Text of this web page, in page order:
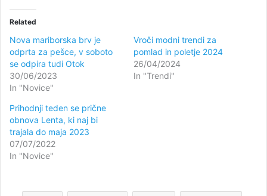
Related
Nova mariborska brv je
odprta za pešce, v soboto
se odpira tudi Otok
30/06/2023
In "Novice"
Vroči modni trendi za
pomlad in poletje 2024
26/04/2024
In "Trendi"
Prihodnji teden se prične
obnova Lenta, ki naj bi
trajala do maja 2023
07/07/2022
In "Novice"